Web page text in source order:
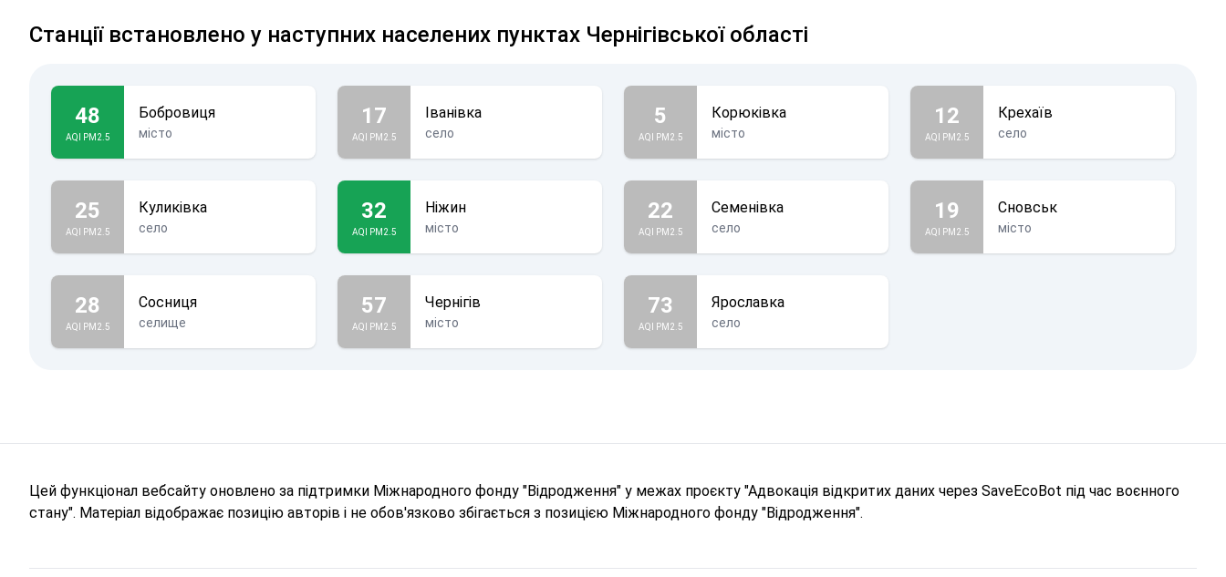
Станції встановлено у наступних населених пунктах Чернігівської області
48
AQI PM2.5
Бобровиця
місто
17
AQI PM2.5
Іванівка
село
5
AQI PM2.5
Корюківка
місто
12
AQI PM2.5
Крехаїв
село
25
AQI PM2.5
Куликівка
село
32
AQI PM2.5
Ніжин
місто
22
AQI PM2.5
Семенівка
село
19
AQI PM2.5
Сновськ
місто
28
AQI PM2.5
Сосниця
селище
57
AQI PM2.5
Чернігів
місто
73
AQI PM2.5
Ярославка
село
Цей функціонал вебсайту оновлено за підтримки Міжнародного фонду "Відродження" у межах проєкту "Адвокація відкритих даних через SaveEcoBot під час воєнного
стану". Матеріал відображає позицію авторів і не обов'язково збігається з позицією Міжнародного фонду "Відродження".